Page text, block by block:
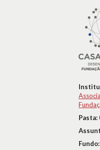
Pasta:
Fundo: